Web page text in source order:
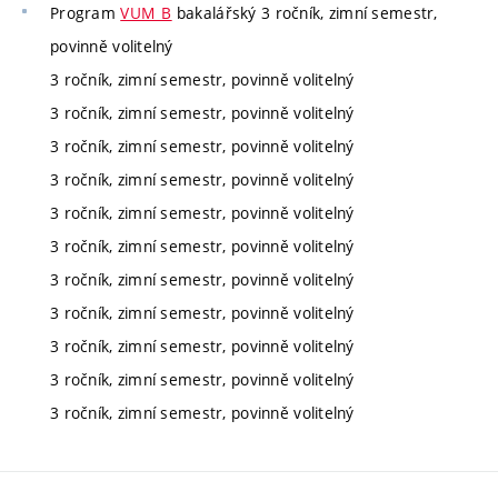
ProgramVUM_B bakalářský 3 ročník, zimní semestr,
povinně volitelný
3 ročník, zimní semestr, povinně volitelný
3 ročník, zimní semestr, povinně volitelný
3 ročník, zimní semestr, povinně volitelný
3 ročník, zimní semestr, povinně volitelný
3 ročník, zimní semestr, povinně volitelný
3 ročník, zimní semestr, povinně volitelný
3 ročník, zimní semestr, povinně volitelný
3 ročník, zimní semestr, povinně volitelný
3 ročník, zimní semestr, povinně volitelný
3 ročník, zimní semestr, povinně volitelný
3 ročník, zimní semestr, povinně volitelný